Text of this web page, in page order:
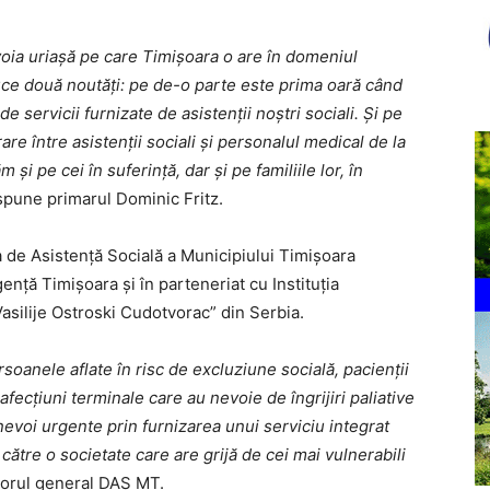
uriașă pe care Timișoara o are în domeniul
două noutăți: pe de-o parte este prima oară când
servicii furnizate de asistenții noștri sociali. Și pe
între asistenții sociali și personalul medical de la
și pe cei în suferință, dar și pe familiile lor, în
primarul Dominic Fritz.
Asistență Socială a Municipiului Timișoara
Timișoara și în parteneriat cu Instituția
Ostroski Cudotvorac” din Serbia.
aflate în risc de excluziune socială, pacienții
terminale care au nevoie de îngrijiri paliative
urgente prin furnizarea unui serviciu integrat
o societate care are grijă de cei mai vulnerabili
general DAS MT.